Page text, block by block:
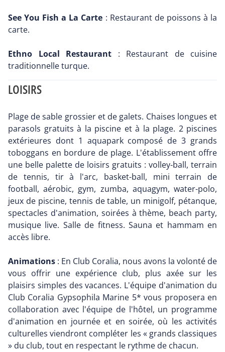
See You Fish a La Carte : Restaurant de poissons à la
carte.
Ethno Local Restaurant : Restaurant de cuisine
traditionnelle turque.
LOISIRS
Plage de sable grossier et de galets. Chaises longues et
parasols gratuits à la piscine et à la plage. 2 piscines
extérieures dont 1 aquapark composé de 3 grands
toboggans en bordure de plage. L'établissement offre
une belle palette de loisirs gratuits : volley-ball, terrain
de tennis, tir à l'arc, basket-ball, mini terrain de
football, aérobic, gym, zumba, aquagym, water-polo,
jeux de piscine, tennis de table, un minigolf, pétanque,
spectacles d'animation, soirées à thème, beach party,
musique live. Salle de fitness. Sauna et hammam en
accès libre.
Animations : En Club Coralia, nous avons la volonté de
vous offrir une expérience club, plus axée sur les
plaisirs simples des vacances. L'équipe d'animation du
Club Coralia Gypsophila Marine 5* vous proposera en
collaboration avec l'équipe de l'hôtel, un programme
d'animation en journée et en soirée, où les activités
culturelles viendront compléter les « grands classiques
» du club, tout en respectant le rythme de chacun.